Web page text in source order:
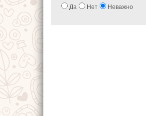
Да Нет Неважно